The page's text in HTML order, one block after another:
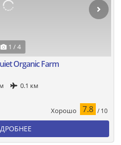
1 / 4
Organic Farm
0.1 км
Хорошо 7.8 / 10